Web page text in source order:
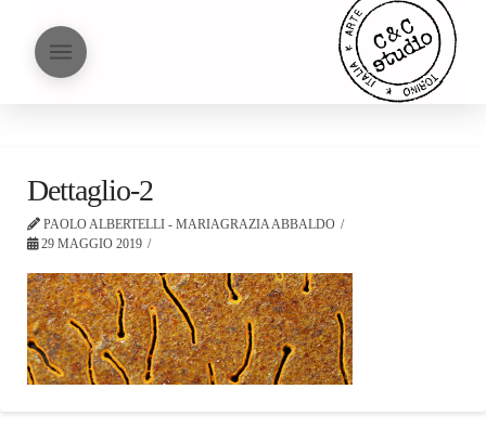
Dettaglio-2
PAOLO ALBERTELLI - MARIAGRAZIA ABBALDO
29 MAGGIO 2019